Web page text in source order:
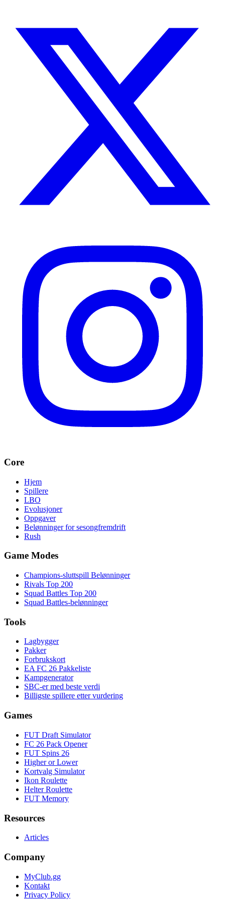
Core
Hjem
Spillere
LBO
Evolusjoner
Oppgaver
Belønninger for sesongfremdrift
Rush
Game Modes
Champions-sluttspill Belønninger
Rivals Top 200
Squad Battles Top 200
Squad Battles-belønninger
Tools
Lagbygger
Pakker
Forbrukskort
EA FC 26 Pakkeliste
Kampgenerator
SBC-er med beste verdi
Billigste spillere etter vurdering
Games
FUT Draft Simulator
FC 26 Pack Opener
FUT Spins 26
Higher or Lower
Kortvalg Simulator
Ikon Roulette
Helter Roulette
FUT Memory
Resources
Articles
Company
MyClub.gg
Kontakt
Privacy Policy